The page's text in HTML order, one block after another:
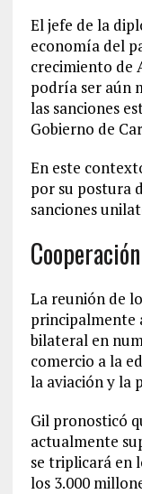
El jefe de la
economía del
crecimiento de
podría ser aún
las sanciones
Gobierno de
En este
por su postura
sanciones
La reunión de
principalmente
bilateral en
comercio a la
la aviación y la
Gil pronosticó
actualmente
se triplicará en
los 3.000